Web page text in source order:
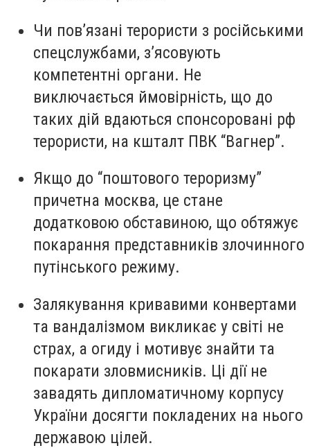
Чи повʼязані терористи з російськими
спецслужбами, зʼясовують
компетентні органи. Не
виключається ймовірність, що до
таких дій вдаються спонсоровані рф
терористи, на кшталт ПВК “Вагнер”.
Якщо до “поштового тероризму”
причетна москва, це стане
додатковою обставиною, що обтяжує
покарання представників злочинного
путінського режиму.
Залякування кривавими конвертами
та вандалізмом викликає у світі не
страх, а огиду і мотивує знайти та
покарати зловмисників. Ці дії не
завадять дипломатичному корпусу
України досягти покладених на нього
державою цілей.